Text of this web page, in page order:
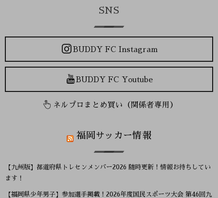
SNS
BUDDY FC Instagram
BUDDY FC Youtube
ネルプロまとめ買い（関係者専用）
福岡サッカー情報
【九州版】都道府県トレセンメンバー2026 随時更新！情報お待ちしてい
ます！
【福岡県少年男子】参加選手掲載！2026年度国民スポーツ大会 第46回九